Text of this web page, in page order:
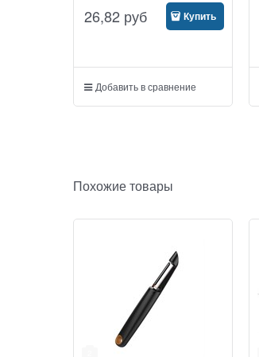
26,82 руб Купить
Добавить в сравнение
Похожие товары